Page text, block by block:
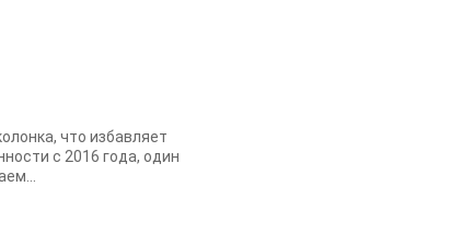
что избавляет
с 2016 года, один